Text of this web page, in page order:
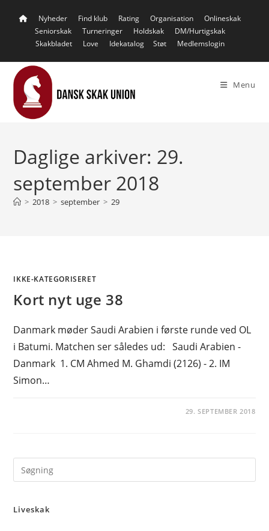
Nyheder Find klub Rating Organisation
Onlineskak
Seniorskak
Turneringer Holdskak
DM/Hurtigskak
Skakbladet
Love Idekatalog Støt Medlemslogin
Menu
Daglige arkiver: 29.
september 2018
> 2018 > september > 29
IKKE-KATEGORISERET
Kort nyt uge 38
Danmark møder Saudi Arabien i første runde ved OL
i Batumi. Matchen ser således ud: Saudi Arabien -
Danmark 1. CM Ahmed M. Ghamdi (2126) - 2. IM
Simon…
29. SEPTEMBER 2018
Liveskak